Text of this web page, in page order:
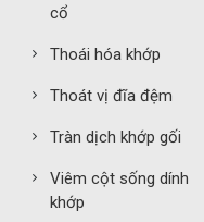
cổ
Thoái hóa khớp
Thoát vị đĩa đệm
Tràn dịch khớp gối
Viêm cột sống dính
khớp